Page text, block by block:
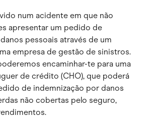
num acidente em que não
apresentar um pedido de
pessoais através de um
empresa de gestão de sinistros.
encaminhar-te para uma
de crédito (CHO), que poderá
de indemnização por danos
não cobertas pelo seguro,